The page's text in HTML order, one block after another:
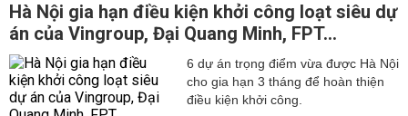
Hà Nội gia hạn điều kiện khởi công loạt siêu dự
án của Vingroup, Đại Quang Minh, FPT...
6 dự án trọng điểm vừa được Hà Nội
cho gia hạn 3 tháng để hoàn thiện
điều kiện khởi công.